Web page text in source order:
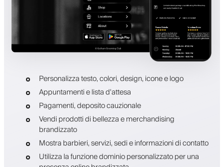
Personalizza testo, colori, design, icone e logo
Appuntamenti e lista d'attesa
Pagamenti, deposito cauzionale
Vendi prodotti di bellezza e merchandising
brandizzato
Mostra barbieri, servizi, sedi e informazioni di contatto
Utilizza la funzione dominio personalizzato per una